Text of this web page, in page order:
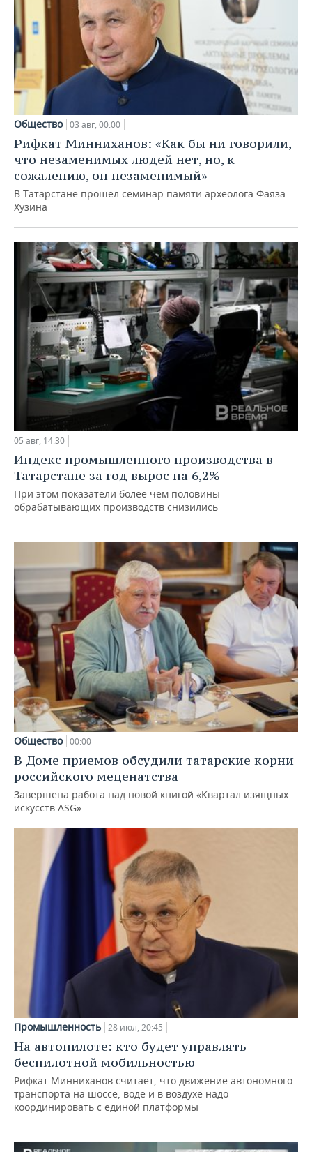
Общество 03 авг, 00:00
Рифкат Минниханов: «Как бы ни говорили,
что незаменимых людей нет, но, к
сожалению, он незаменимый»
В Татарстане прошел семинар памяти археолога Фаяза
Хузина
05 авг, 14:30
Индекс промышленного производства в
Татарстане за год вырос на 6,2%
При этом показатели более чем половины
обрабатывающих производств снизились
Общество 00:00
В Доме приемов обсудили татарские корни
российского меценатства
Завершена работа над новой книгой «Квартал изящных
искусств ASG»
Промышленность 28 июл, 20:45
На автопилоте: кто будет управлять
беспилотной мобильностью
Рифкат Минниханов считает, что движение автономного
транспорта на шоссе, воде и в воздухе надо
координировать с единой платформы